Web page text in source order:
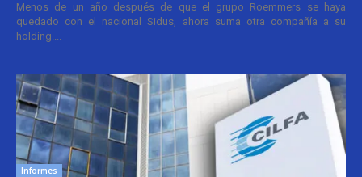
Menos de un año después de que el grupo Roemmers se haya
quedado con el nacional Sidus, ahora suma otra compañía a su
holding....
Informes